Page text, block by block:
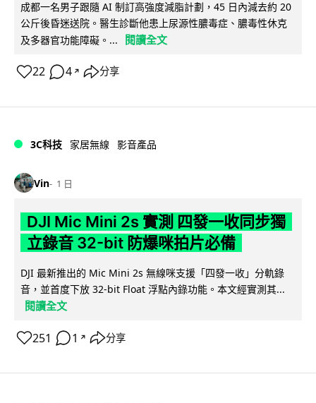
成都一名男子跟隨 AI 制訂高強度減脂計劃，45 日內減去約 20
公斤後昏迷送院。醫生診斷他患上尿源性膿毒症、膿毒性休克
及多器官功能障礙。...
閱讀全文
22 4 ↗ 分享
3C科技 家居無線 影音產品
Vin 1 日
DJI Mic Mini 2s 實測 四發一收同步獨
立錄音 32-bit 防爆咪拍片必備
DJI 最新推出的 Mic Mini 2s 無線咪支援「四發一收」分軌錄
音，並首度下放 32-bit Float 浮點內錄功能。本文經實測其...
閱讀全文
251 1 ↗ 分享